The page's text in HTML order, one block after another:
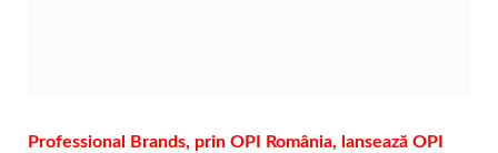
Professional Brands, prin OPI România, lansează OPI